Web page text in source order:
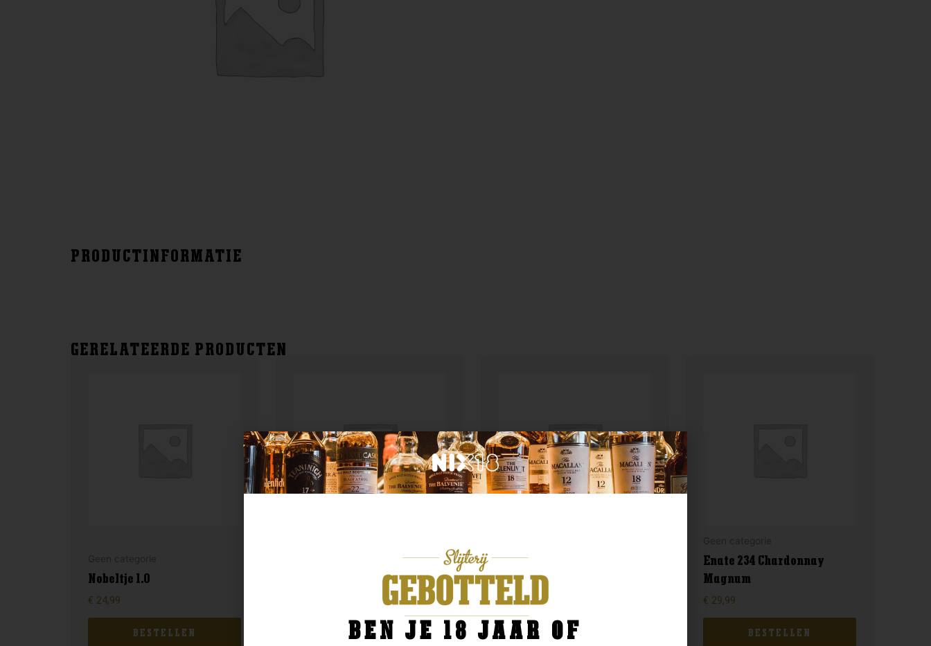
PRODUCTINFORMATIE
GERELATEERDE PRODUCTEN
Nobeltje 1.0
€ 24,99
BESTELLEN
Filliers Advokaat 0,7L
BESTELLEN
Geen categorie
Enate Crianza
13,99
BESTELLEN
Enate 234 Chardonnay
Magnum
€ 29,99
BESTELLEN
BEN JE 18 JAAR OF